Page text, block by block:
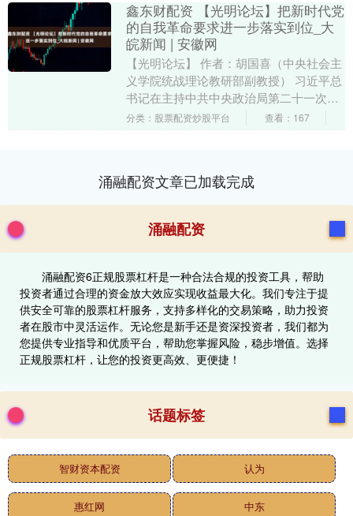
鑫东财配资 【光明论坛】把新时代党
的自我革命要求进一步落实到位_大
皖新闻 | 安徽网
【光明论坛】 作者：胡国喜（中央社会主
义学院统战理论教研部副教授） 习近平总
书记在主持中共中央政治局第二十一次集
体学习时发表重要讲话，强调推进党的自
分类：股票配资炒股平台 查看：167
涌融配资文章已加载完成
涌融配资
涌融配资6正规股票杠杆是一种合法合规的投资工具，帮助
投资者通过合理的资金放大效应实现收益最大化。我们专注于提
供安全可靠的股票杠杆服务，支持多样化的交易策略，助力投资
者在股市中灵活运作。无论您是新手还是资深投资者，我们都为
您提供专业指导和优质平台，帮助您掌握风险，稳步增值。选择
正规股票杠杆，让您的投资更高效、更便捷！
话题标签
智财资本配资 认为
惠红网 中东